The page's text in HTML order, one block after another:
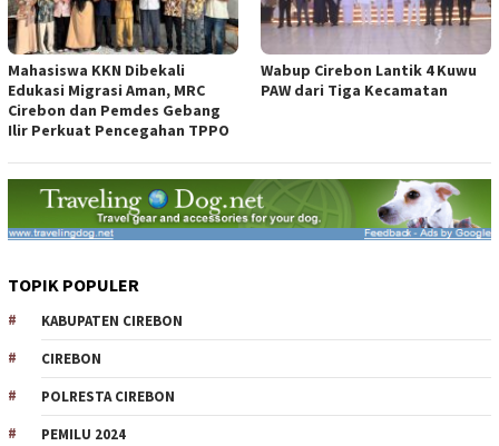
Mahasiswa KKN Dibekali
Edukasi Migrasi Aman, MRC
Cirebon dan Pemdes Gebang
Ilir Perkuat Pencegahan TPPO
Wabup Cirebon Lantik 4 Kuwu
PAW dari Tiga Kecamatan
TOPIK POPULER
KABUPATEN CIREBON
CIREBON
POLRESTA CIREBON
PEMILU 2024